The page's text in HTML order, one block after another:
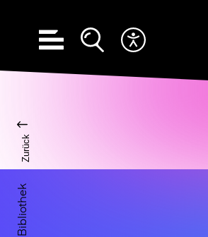
Hauptnavigation öffnen
Suche öffnen
Bibliothek
Zurück